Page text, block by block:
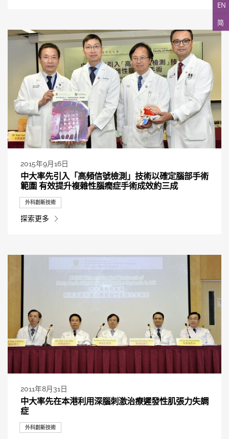
EN
简
2015年9月16日
中大率先引入「高頻信號檢測」技術以確定腦部手術
範圍 有效提升複雜性腦癇症手術成效約三成
外科創新技術
探索更多
2011年8月31日
中大率先在本港利用深腦刺激治療遲發性肌張力失調
症
外科創新技術